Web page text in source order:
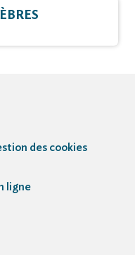
des cookies
ligne